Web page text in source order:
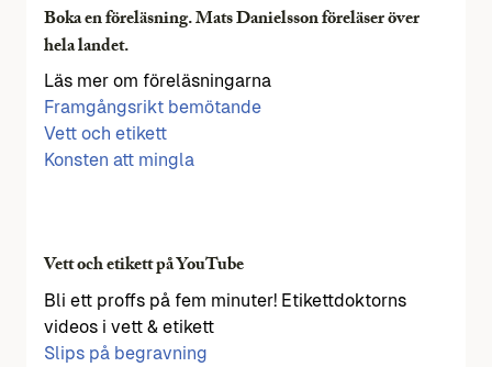
Boka en föreläsning. Mats Danielsson föreläser över
hela landet.
Läs mer om föreläsningarna
Framgångsrikt bemötande
Vett och etikett
Konsten att mingla
Vett och etikett på YouTube
Bli ett proffs på fem minuter! Etikettdoktorns
videos i vett & etikett
Slips på begravning